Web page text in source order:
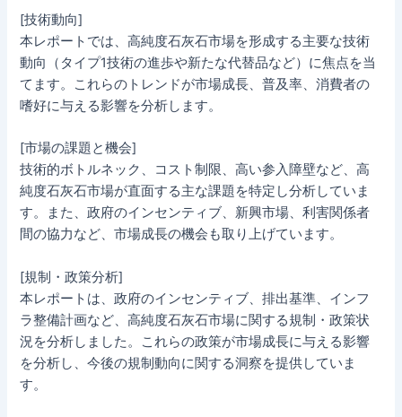
[技術動向]
本レポートでは、高純度石灰石市場を形成する主要な技術
動向（タイプ1技術の進歩や新たな代替品など）に焦点を当
てます。これらのトレンドが市場成長、普及率、消費者の
嗜好に与える影響を分析します。
[市場の課題と機会]
技術的ボトルネック、コスト制限、高い参入障壁など、高
純度石灰石市場が直面する主な課題を特定し分析していま
す。また、政府のインセンティブ、新興市場、利害関係者
間の協力など、市場成長の機会も取り上げています。
[規制・政策分析]
本レポートは、政府のインセンティブ、排出基準、インフ
ラ整備計画など、高純度石灰石市場に関する規制・政策状
況を分析しました。これらの政策が市場成長に与える影響
を分析し、今後の規制動向に関する洞察を提供していま
す。